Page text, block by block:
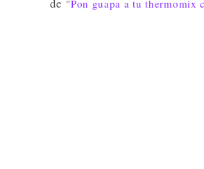
"Pon guapa a tu thermomix